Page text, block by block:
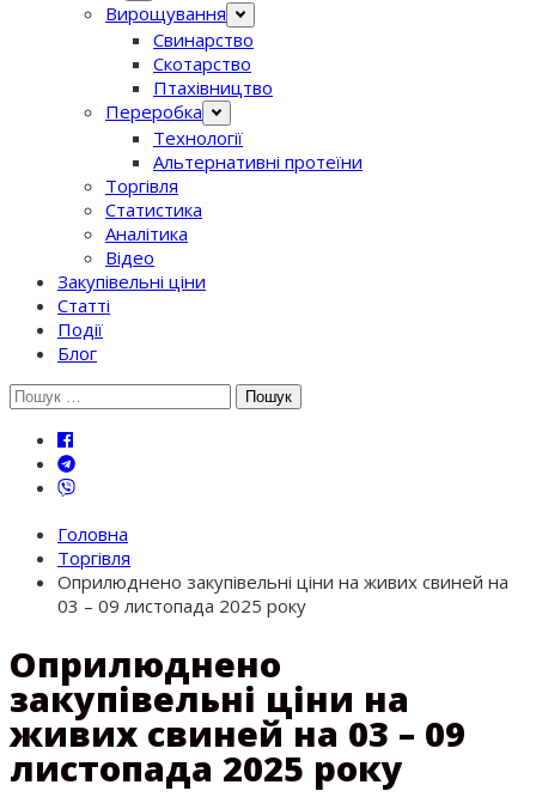
Вирощування
Свинарство
Скотарство
Птахівництво
Переробка
Технології
Альтернативні протеїни
Торгівля
Статистика
Аналітика
Відео
Закупівельні ціни
Статті
Події
Блог
Шукати:
Головна
Торгівля
Оприлюднено закупівельні ціни на живих свиней на
03 – 09 листопада 2025 року
Оприлюднено
закупівельні ціни на
живих свиней на 03 – 09
листопада 2025 року